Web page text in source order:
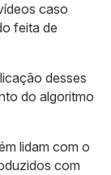
caso
feita de
desses
do algoritmo
lidam com o
com